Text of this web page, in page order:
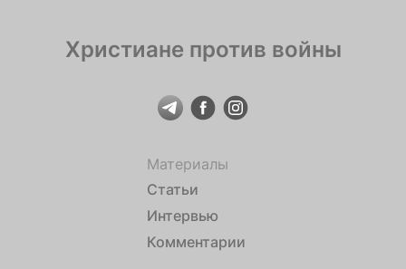
Христиане против войны
Материалы
Статьи
Интервью
Комментарии